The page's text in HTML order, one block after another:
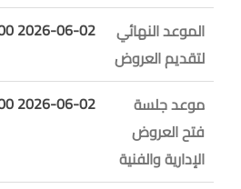
الموعد النهائي
لتقديم العروض
2026-06-02 10:00:00
موعد جلسة
فتح العروض
الإدارية والفنية
2026-06-02 10:30:00